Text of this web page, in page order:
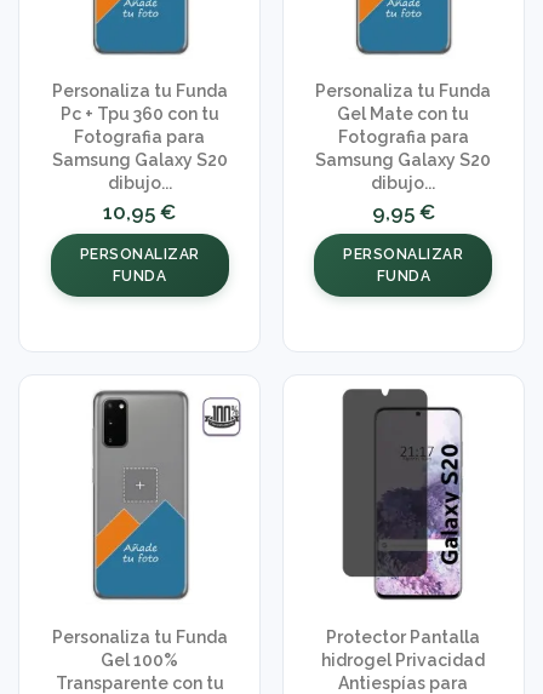
Personaliza tu Funda
Pc + Tpu 360 con tu
Fotografia para
Samsung Galaxy S20
dibujo...
10,95 €
PERSONALIZAR
FUNDA
Personaliza tu Funda
Gel Mate con tu
Fotografia para
Samsung Galaxy S20
dibujo...
9,95 €
PERSONALIZAR
FUNDA
Personaliza tu Funda
Gel 100%
Transparente con tu
Protector Pantalla
hidrogel Privacidad
Antiespías para